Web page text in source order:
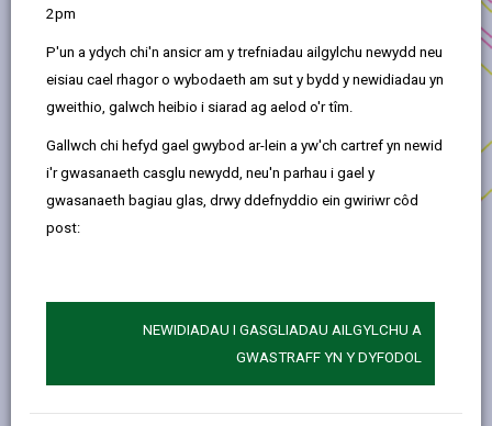
2pm
P'un a ydych chi'n ansicr am y trefniadau ailgylchu newydd neu
eisiau cael rhagor o wybodaeth am sut y bydd y newidiadau yn
gweithio, galwch heibio i siarad ag aelod o'r tîm.
Gallwch chi hefyd gael gwybod ar-lein a yw'ch cartref yn newid
i'r gwasanaeth casglu newydd, neu'n parhau i gael y
gwasanaeth bagiau glas, drwy ddefnyddio ein gwiriwr côd
post:
NEWIDIADAU I GASGLIADAU AILGYLCHU A
GWASTRAFF YN Y DYFODOL
gan dîm profiadol CEIC Cymru, sydd wedi cefnogi
81 o sefydliadau i leihau eu hôl troed carbon a
datblygu sgiliau arloesi dros y ddwy flynedd
ddiwethaf.
Bydd y rhaglen Twf Glân yn ffurfio'r rhaglen
Cymunedau Ymarfer i helpu busnesau i ddatblygu
sgiliau arloesi mewn gweithdai cydweithredol a